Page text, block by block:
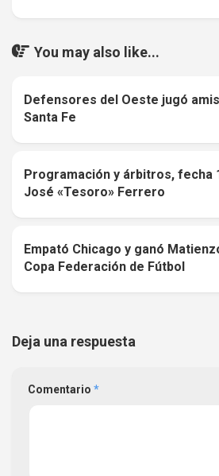
You may also like...
Defensores del Oeste jugó
Santa Fe
Programación y árbitros, fecha
José «Tesoro» Ferrero
Empató Chicago y ganó
Copa Federación de Fútbol
Deja una respuesta
Comentario *